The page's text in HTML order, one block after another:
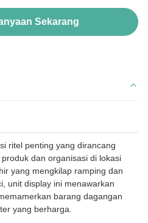
Sekarang
ritel penting yang dirancang
dan organisasi di lokasi
yang mengkilap ramping dan
unit display ini menawarkan
barang dagangan
yang berharga.